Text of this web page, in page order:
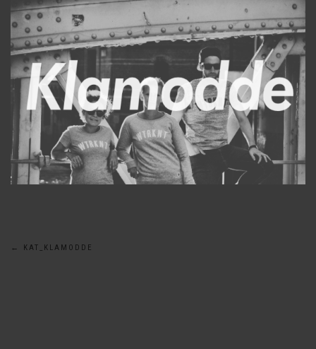
Beitragsnavigation
← KAT_KLAMODDE